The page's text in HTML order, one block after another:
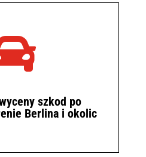
szkod po
Berlina i okolic